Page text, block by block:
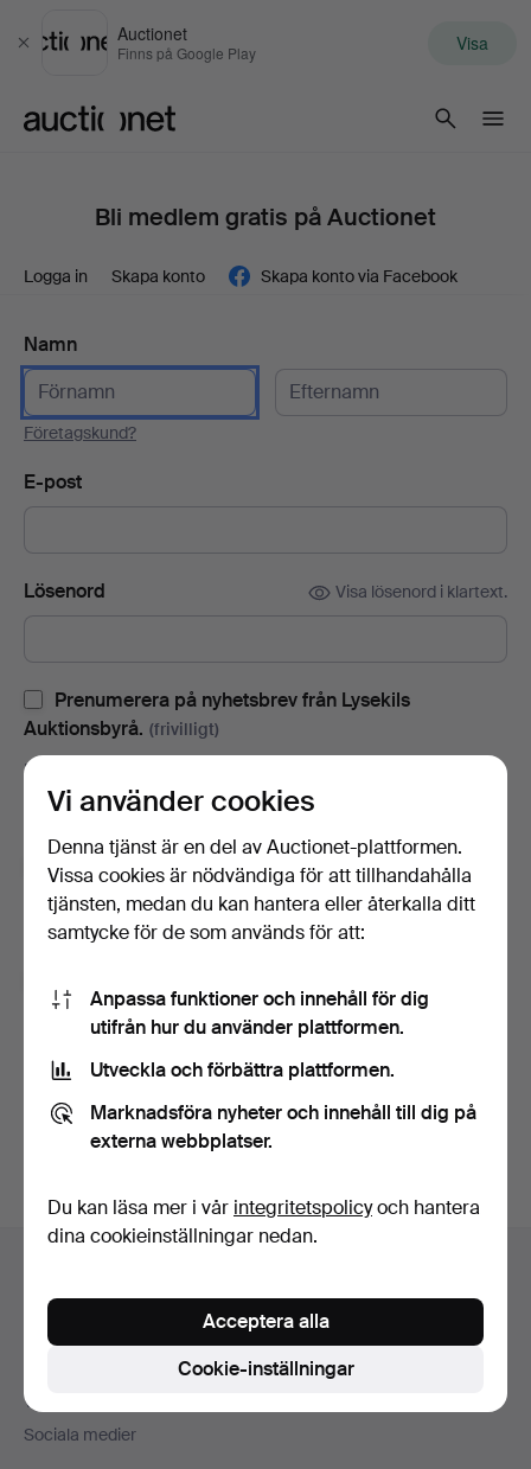
Stäng
Auctionet
Finns på Google Play Visa
Bli medlem gratis på Auctionet
Logga in Skapa konto Skapa konto via Facebook
Namn
Företagskund?
E-post
Lösenord Visa lösenord i klartext.
Prenumerera på nyhetsbrev från Lysekils
Auktionsbyrå. (frivilligt)
Med bl.a. auktionskataloger, inbjudningar till evenemang och
nyheter. Om du ångrar dig kan du enkelt avsluta
prenumerationen.
Prenumerera på Auctionets nyhetsbrev. (frivilligt)
Med bl.a. experttips, utvalda föremål och inspiration. Om du
ångrar dig kan du enkelt avsluta prenumerationen.
användarvillkoren,köpvillkoren samt bekräftar att jag
har tagit del avintegritetspolicyn.
Skapa konto
Sidfotsnavigation
Kontakta support
Alla auktionshus
Vi skickar med
Sociala medier
Vi använder cookies
Denna tjänst är en del av Auctionet-plattformen.
Vissa cookies är nödvändiga för att tillhandahålla
tjänsten, medan du kan hantera eller återkalla ditt
samtycke för de som används för att:
Anpassa funktioner och innehåll för dig
utifrån hur du använder plattformen.
Utveckla och förbättra plattformen.
Marknadsföra nyheter och innehåll till dig på
externa webbplatser.
Du kan läsa mer i vår integritetspolicyoch hantera
dina cookieinställningar nedan.
Cookie-inställningar
Acceptera alla